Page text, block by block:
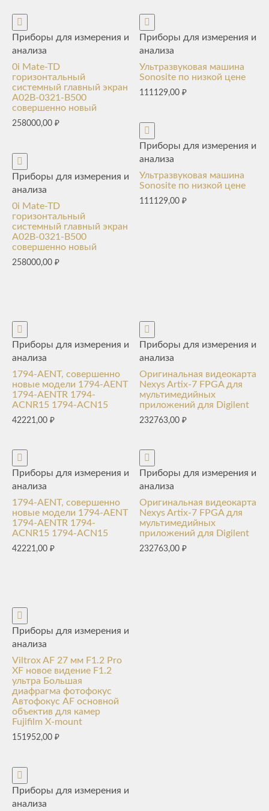
Приборы для измерения и
анализа
0i Mate-TD
горизонтальный
системный главный экран
A02B-0321-B500
совершенно новый
258000,00 ₽
Приборы для измерения и
анализа
0i Mate-TD
горизонтальный
системный главный экран
A02B-0321-B500
совершенно новый
258000,00 ₽
Приборы для измерения и
анализа
Ультразвуковая машина
Sonosite по низкой цене
111129,00₽
Приборы для измерения и
анализа
Ультразвуковая машина
Sonosite по низкой цене
111129,00₽
Приборы для измерения и
анализа
1794-AENT, совершенно
новые модели 1794-AENT
1794-AENTR 1794-
ACNR15 1794-ACN15
42221,00 ₽
Приборы для измерения и
анализа
1794-AENT, совершенно
новые модели 1794-AENT
1794-AENTR 1794-
ACNR15 1794-ACN15
42221,00 ₽
Приборы для измерения и
анализа
Оригинальная видеокарта
Nexys Artix-7 FPGA для
мультимедийных
приложений для Digilent
232763,00₽
Приборы для измерения и
анализа
Оригинальная видеокарта
Nexys Artix-7 FPGA для
мультимедийных
приложений для Digilent
232763,00₽
Приборы для измерения и
анализа
Viltrox AF 27 мм F1.2 Pro
XF новое видение F1.2
ультра Большая
диафрагма фотофокус
Автофокус AF основной
объектив для камер
Fujifilm X-mount
151952,00 ₽
Приборы для измерения и
анализа